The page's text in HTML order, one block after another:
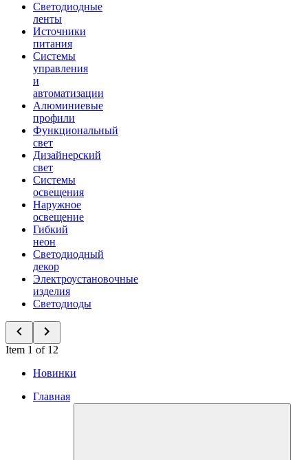
Светодиодные
ленты
Источники
питания
Системы
управления
и
автоматизации
Алюминиевые
профили
Функциональный
свет
Дизайнерский
свет
Системы
освещения
Наружное
освещение
Гибкий
неон
Светодиодный
декор
Электроустановочные
изделия
Светодиоды
Item 1 of 12
Новинки
Главная